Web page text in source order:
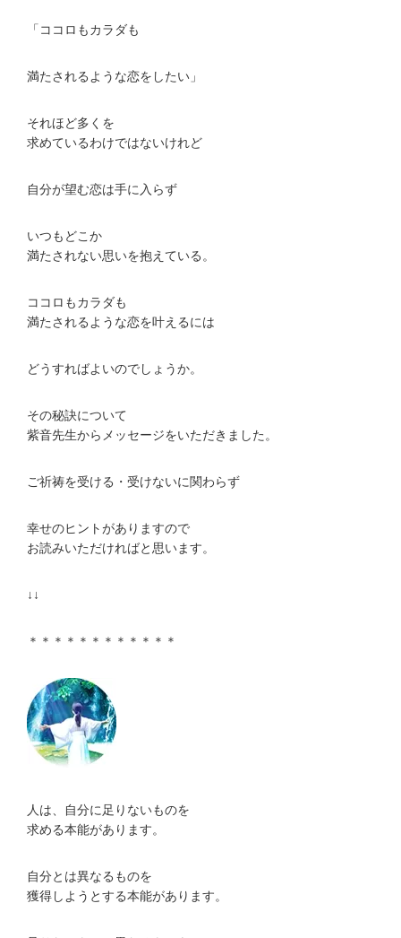
「ココロもカラダも
満たされるような恋をしたい」
それほど多くを
求めているわけではないけれど
自分が望む恋は手に入らず
いつもどこか
満たされない思いを抱えている。
ココロもカラダも
満たされるような恋を叶えるには
どうすればよいのでしょうか。
その秘訣について
紫音先生からメッセージをいただきました。
ご祈祷を受ける・受けないに関わらず
幸せのヒントがありますので
お読みいただければと思います。
↓↓
＊＊＊＊＊＊＊＊＊＊＊＊
人は、自分に足りないものを
求める本能があります。
自分とは異なるものを
獲得しようとする本能があります。